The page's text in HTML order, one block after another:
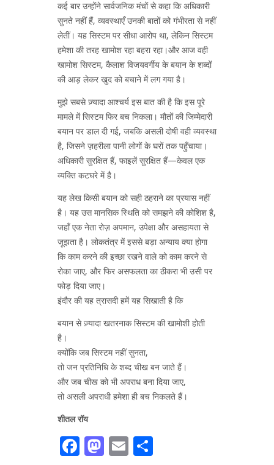
कई बार उन्होंने सार्वजनिक मंचों से कहा कि अधिकारी
सुनते नहीं हैं, व्यवस्थाएँ उनकी बातों को गंभीरता से नहीं
लेतीं। यह सिस्टम पर सीधा आरोप था, लेकिन सिस्टम
हमेशा की तरह खामोश रहा बहरा रहा।और आज वही
खामोश सिस्टम, कैलाश विजयवर्गीय के बयान के शब्दों
की आड़ लेकर खुद को बचाने में लग गया है।
मुझे सबसे ज़्यादा आश्चर्य इस बात की है कि इस पूरे
मामले में सिस्टम फिर बच निकला। मौतों की जिम्मेदारी
बयान पर डाल दी गई, जबकि असली दोषी वही व्यवस्था
है, जिसने ज़हरीला पानी लोगों के घरों तक पहुँचाया।
अधिकारी सुरक्षित हैं, फाइलें सुरक्षित हैं—केवल एक
व्यक्ति कटघरे में है।
यह लेख किसी बयान को सही ठहराने का प्रयास नहीं
है। यह उस मानसिक स्थिति को समझने की कोशिश है,
जहाँ एक नेता रोज़ अपमान, उपेक्षा और असहायता से
जूझता है। लोकतंत्र में इससे बड़ा अन्याय क्या होगा
कि काम करने की इच्छा रखने वाले को काम करने से
रोका जाए, और फिर असफलता का ठीकरा भी उसी पर
फोड़ दिया जाए।
इंदौर की यह त्रासदी हमें यह सिखाती है कि
बयान से ज़्यादा खतरनाक सिस्टम की खामोशी होती
है।
क्योंकि जब सिस्टम नहीं सुनता,
तो जन प्रतिनिधि के शब्द चीख बन जाते हैं।
और जब चीख को भी अपराध बना दिया जाए,
तो असली अपराधी हमेशा ही बच निकलते हैं।
शीतल रॉय
Facebook
Mastodon
Email